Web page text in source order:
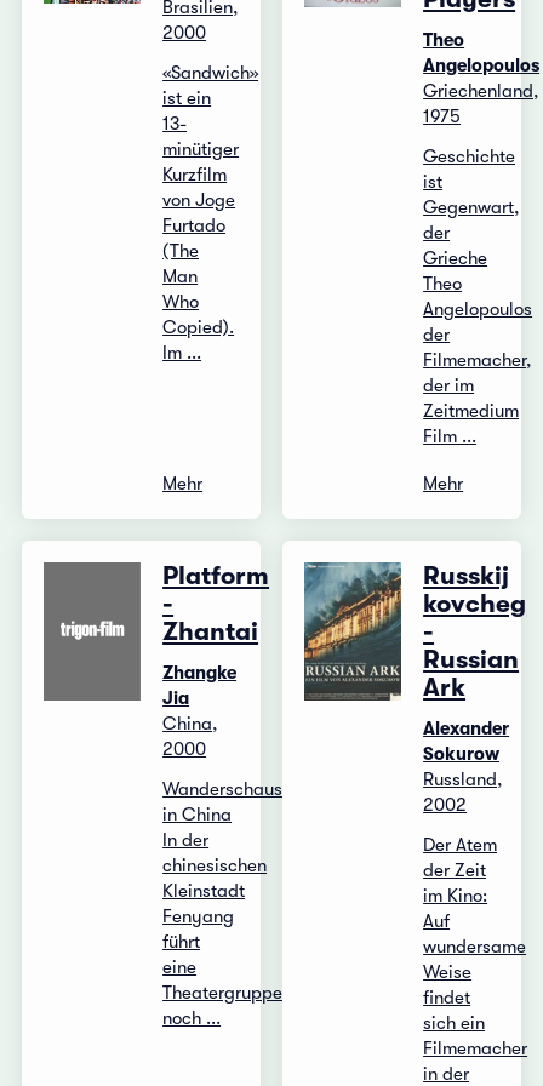
Brasilien,
2000
«Sandwich»
ist ein
13-
minütiger
Kurzfilm
von Joge
Furtado
(The
Man
Who
Copied).
Im ...
Mehr
Theo
Angelopoulos
Griechenland,
1975
Geschichte
ist
Gegenwart,
der
Grieche
Theo
Angelopoulos
der
Filmemacher,
der im
Zeitmedium
Film ...
Mehr
Platform
-
Zhantai
Zhangke
Jia
China,
2000
Wanderschauspieler
in China
In der
chinesischen
Kleinstadt
Fenyang
führt
eine
Theatergruppe
noch ...
Russkij
kovcheg
-
Russian
Ark
Alexander
Sokurow
Russland,
2002
Der Atem
der Zeit
im Kino:
Auf
wundersame
Weise
findet
sich ein
Filmemacher
in der